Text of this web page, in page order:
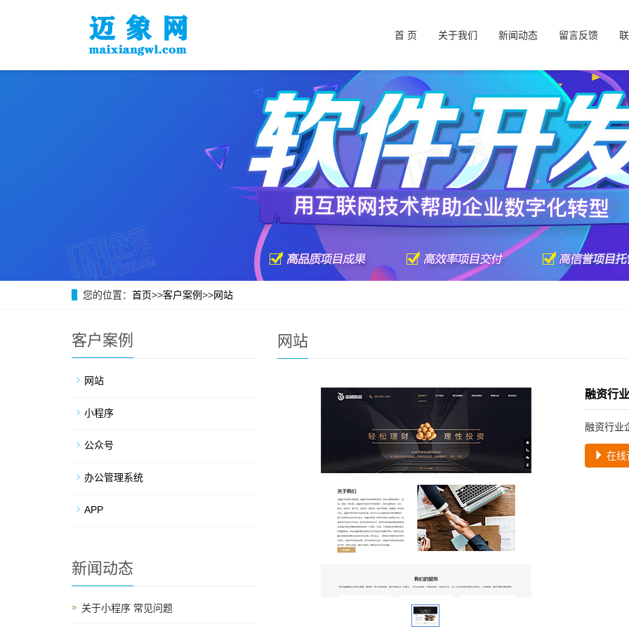
首 页 关于我们 新闻动态 留言反馈
您的位置： 首页>>客户案例>>网站
网站
融资行业
融资行业
在线
客户案例
网站
小程序
公众号
办公管理系统
APP
新闻动态
关于小程序 常见问题